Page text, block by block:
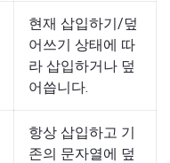
현재 삽입하기/덮
어쓰기 상태에 따
라 삽입하거나 덮
어씁니다.
항상 삽입하고 기
존의 문자열에 덮